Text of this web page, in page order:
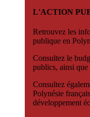
L'ACTION
Retrouvez les
publique en
Consultez le
publics, ainsi que
Consultez
Polynésie
développement